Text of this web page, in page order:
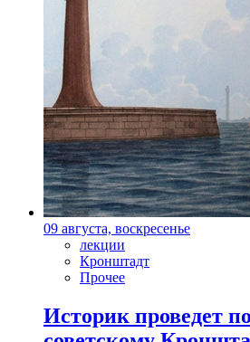
09 августа, воскресенье
лекции
Кронштадт
Прочее
Историк проведет